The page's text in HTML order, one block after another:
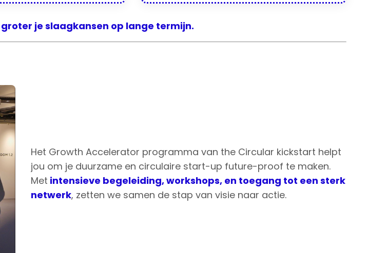
je slaagkansen op lange termijn.
Het Growth Accelerator programma van the Circular kickstart helpt
jou om je duurzame en circulaire start-up future-proof te maken.
Met intensieve begeleiding, workshops, en toegang tot een sterk
netwerk, zetten we samen de stap van visie naar actie.